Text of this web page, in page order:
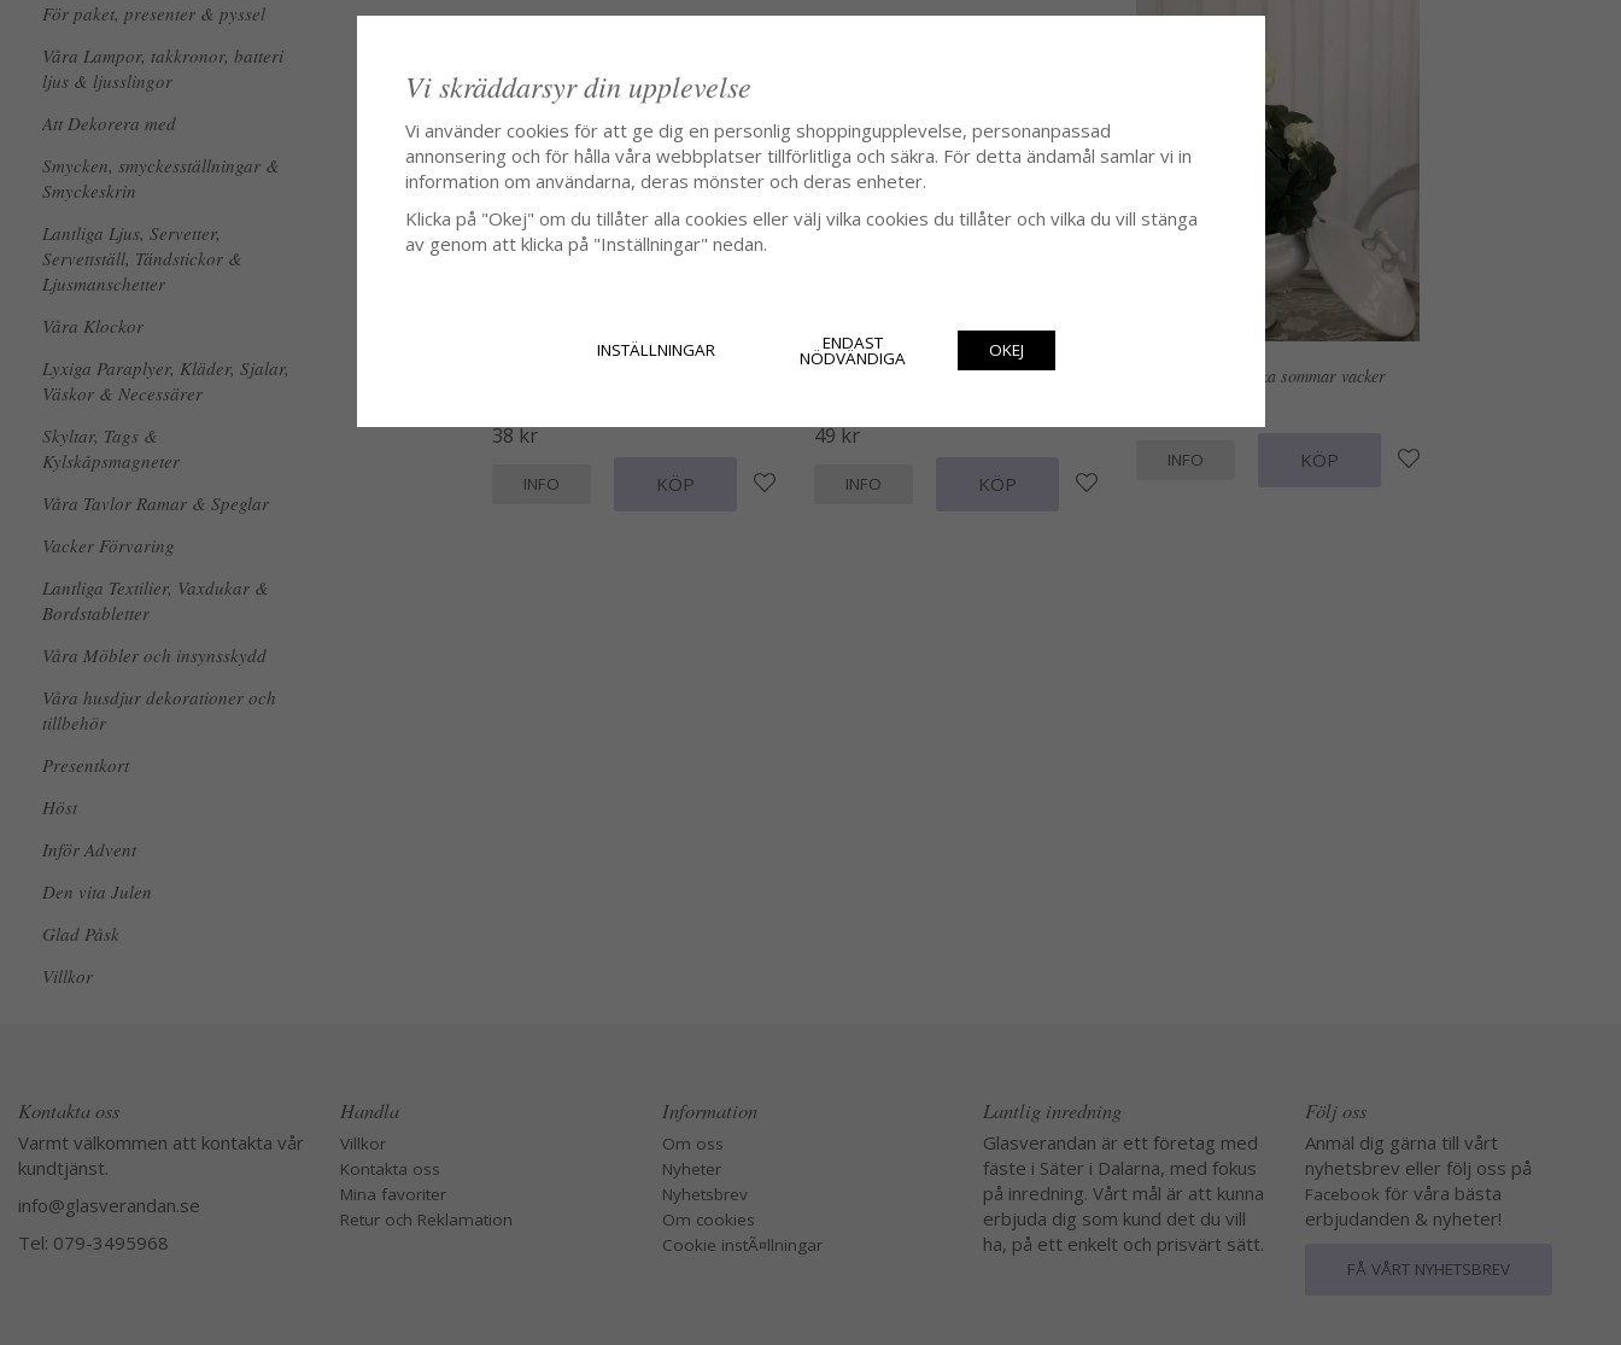
För paket, presenter & pyssel
Våra Lampor, takkronor, batteri
ljus & ljusslingor
Att Dekorera med
Smycken, smyckesställningar &
Smyckeskrin
Lantliga Ljus, Servetter,
Servettställ, Tändstickor &
Ljusmanschetter
Våra Klockor
Lyxiga Paraplyer, Kläder, Sjalar,
Väskor & Necessärer
Skyltar, Tags &
Kylskåpsmagneter
Våra Tavlor Ramar & Speglar
Vacker Förvaring
Lantliga Textilier, Vaxdukar &
Bordstabletter
Våra Möbler och insynsskydd
Våra husdjur dekorationer och
tillbehör
Presentkort
Höst
Inför Advent
Den vita Julen
Glad Påsk
Villkor
38 kr
INFO KÖP
Bordstablett Gårdskatt Av Lena
49 kr
INFO KÖP
Vit pelargon i kruka sommar vacker
INFO KÖP
Kontakta oss
Varmt välkommen att kontakta vår
kundtjänst.
info@glasverandan.se
Tel: 079-3495968
Handla
Villkor
Kontakta oss
Mina favoriter
Retur och Reklamation
Information
Om oss
Nyheter
Nyhetsbrev
Om cookies
Cookie instÃ¤llningar
Lantlig inredning
Glasverandan är ett företag med
fäste i Säter i Dalarna, med fokus
på inredning. Vårt mål är att kunna
erbjuda dig som kund det du vill
ha, på ett enkelt och prisvärt sätt.
Följ oss
Anmäl dig gärna till vårt
nyhetsbrev eller följ oss på
Facebook för våra bästa
erbjudanden & nyheter!
FÅ VÅRT NYHETSBREV
Vi skräddarsyr din upplevelse
Vi använder cookies för att ge dig en personlig shoppingupplevelse, personanpassad
annonsering och för hålla våra webbplatser tillförlitliga och säkra. För detta ändamål samlar vi in
information om användarna, deras mönster och deras enheter.
Klicka på "Okej" om du tillåter alla cookies eller välj vilka cookies du tillåter och vilka du vill stänga
av genom att klicka på "Inställningar" nedan.
INSTÄLLNINGAR ENDAST
NÖDVÄNDIGA OKEJ